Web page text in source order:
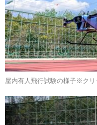
屋内有人飛行試験の様子※クリ